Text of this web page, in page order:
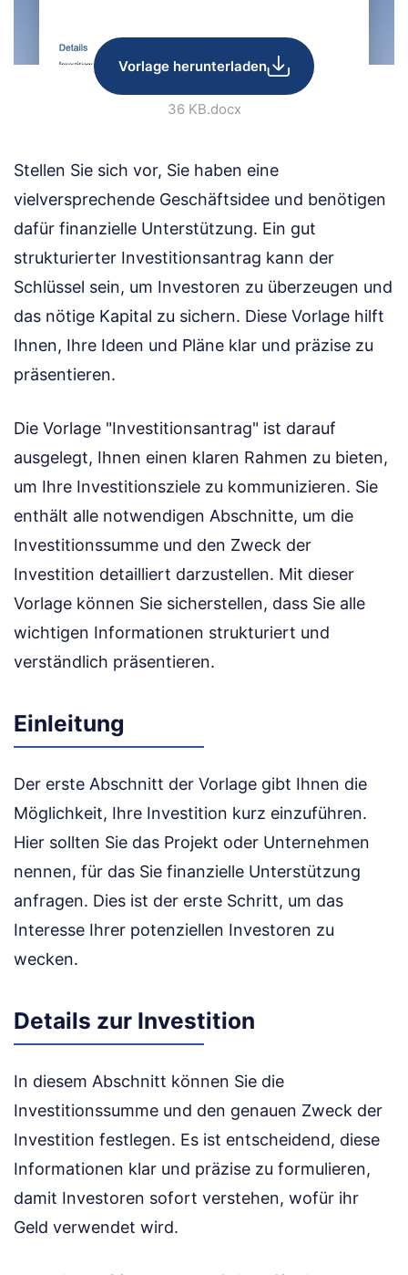
Vorlage herunterladen
36 KB.docx
Stellen Sie sich vor, Sie haben eine
vielversprechende Geschäftsidee und benötigen
dafür finanzielle Unterstützung. Ein gut
strukturierter Investitionsantrag kann der
Schlüssel sein, um Investoren zu überzeugen und
das nötige Kapital zu sichern. Diese Vorlage hilft
Ihnen, Ihre Ideen und Pläne klar und präzise zu
präsentieren.
Die Vorlage "Investitionsantrag" ist darauf
ausgelegt, Ihnen einen klaren Rahmen zu bieten,
um Ihre Investitionsziele zu kommunizieren. Sie
enthält alle notwendigen Abschnitte, um die
Investitionssumme und den Zweck der
Investition detailliert darzustellen. Mit dieser
Vorlage können Sie sicherstellen, dass Sie alle
wichtigen Informationen strukturiert und
verständlich präsentieren.
Einleitung
Der erste Abschnitt der Vorlage gibt Ihnen die
Möglichkeit, Ihre Investition kurz einzuführen.
Hier sollten Sie das Projekt oder Unternehmen
nennen, für das Sie finanzielle Unterstützung
anfragen. Dies ist der erste Schritt, um das
Interesse Ihrer potenziellen Investoren zu
wecken.
Details zur Investition
In diesem Abschnitt können Sie die
Investitionssumme und den genauen Zweck der
Investition festlegen. Es ist entscheidend, diese
Informationen klar und präzise zu formulieren,
damit Investoren sofort verstehen, wofür ihr
Geld verwendet wird.